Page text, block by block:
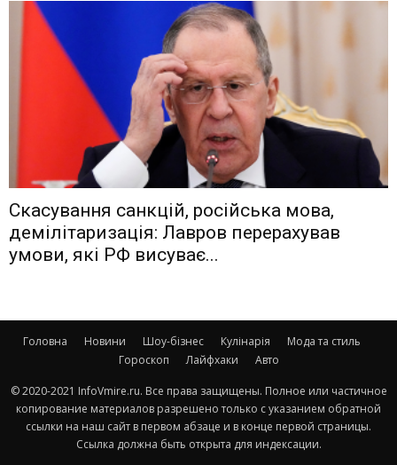
Скасування санкцій, російська мова,
демілітаризація: Лавров перерахував
умови, які РФ висуває...
Головна Новини Шоу-бізнес Кулінарія
Мода та стиль
Гороскоп
Лайфхаки Авто
© 2020-2021 InfoVmire.ru. Все права защищены. Полное или частичное
копирование материалов разрешено только с указанием обратной
ссылки на наш сайт в первом абзаце и в конце первой страницы.
Ссылка должна быть открыта для индексации.